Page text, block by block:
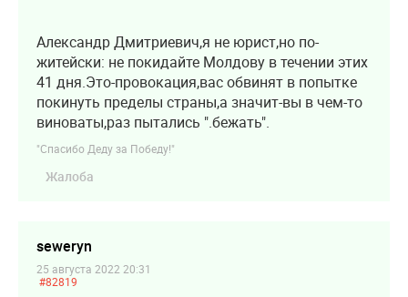
Александр Дмитриевич,я не юрист,но по-
житейски: не покидайте Молдову в течении этих
41 дня.Это-провокация,вас обвинят в попытке
покинуть пределы страны,а значит-вы в чем-то
виноваты,раз пытались ".бежать".
"Спасибо Деду за Победу!"
Жалоба
seweryn
25 августа 2022 20:31
#82819